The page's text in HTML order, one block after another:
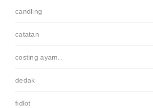
candling
catatan
costing ayam..
dedak
fidlot